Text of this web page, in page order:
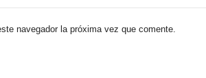
navegador la próxima vez que comente.